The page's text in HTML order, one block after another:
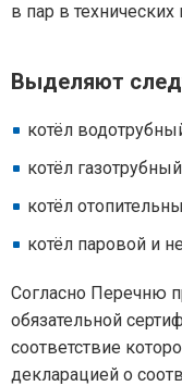
в пар в технических
Выделяют
котёл
котёл газотрубный
котёл
котёл паровой и
Согласно Перечню
обязательной
соответствие
декларацией о